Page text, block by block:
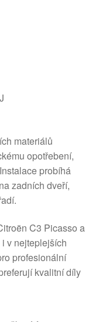
materiálů
opotřebení,
probíhá
zadních dveří,
C3 Picasso a
v nejteplejších
profesionální
kvalitní díly